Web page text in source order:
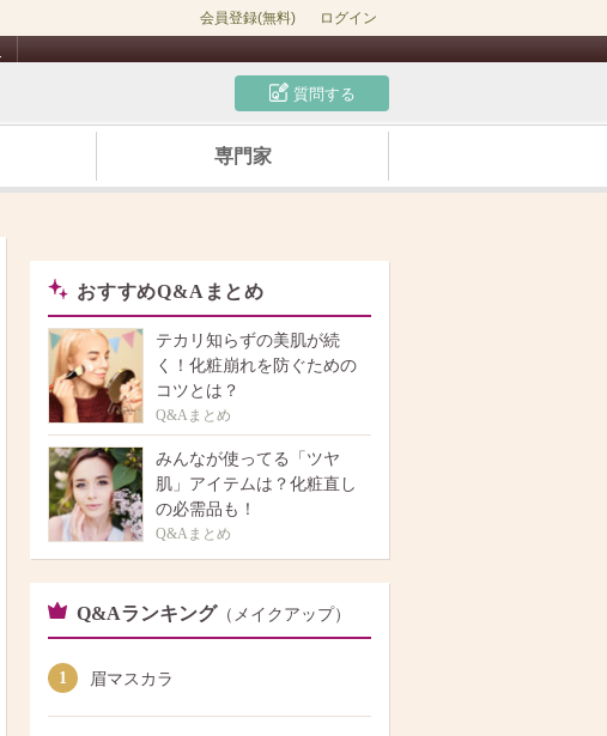
会員登録(無料) ログイン
質問する
専門家
おすすめQ&Aまとめ
テカリ知らずの美肌が続
く！化粧崩れを防ぐための
コツとは？
Q&Aまとめ
みんなが使ってる「ツヤ
肌」アイテムは？化粧直し
の必需品も！
Q&Aまとめ
Q&Aランキング （メイクアップ）
1 眉マスカラ